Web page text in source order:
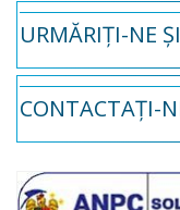
URMĂRIȚI-NE
CONTACTAȚI-